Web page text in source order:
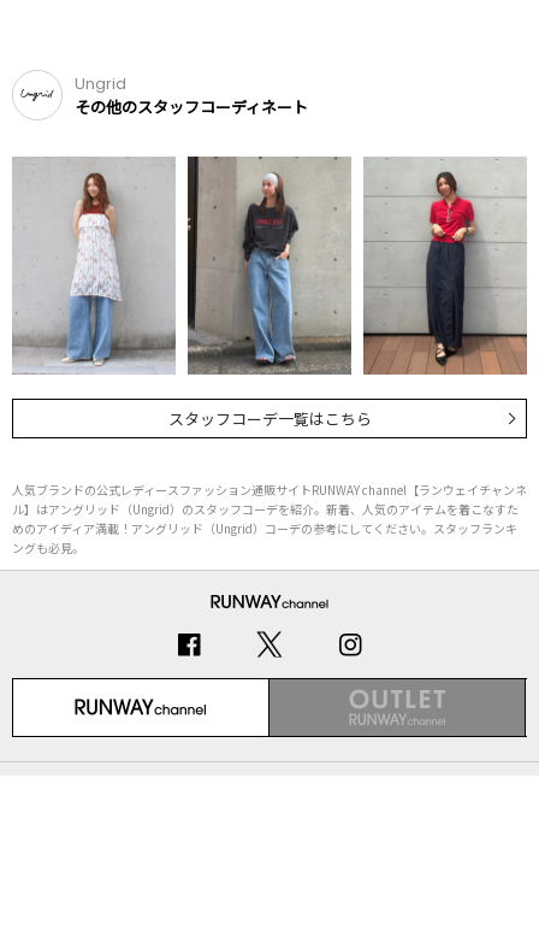
Ungrid
その他のスタッフコーディネート
スタッフコーデ一覧はこちら
人気ブランドの公式レディースファッション通販サイトRUNWAY channel【ランウェイチャンネ
ル】はアングリッド（Ungrid）のスタッフコーデを紹介。新着、人気のアイテムを着こなすた
めのアイディア満載！アングリッド（Ungrid）コーデの参考にしてください。スタッフランキ
ングも必見。